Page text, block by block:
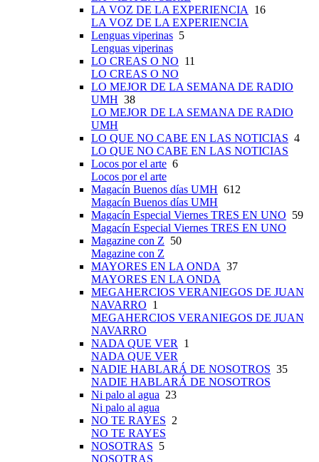
LA VOZ DE LA EXPERIENCIA 16
LA VOZ DE LA EXPERIENCIA
Lenguas viperinas 5
Lenguas viperinas
LO CREAS O NO 11
LO CREAS O NO
LO MEJOR DE LA SEMANA DE RADIO
UMH 38
LO MEJOR DE LA SEMANA DE RADIO
UMH
LO QUE NO CABE EN LAS NOTICIAS 4
LO QUE NO CABE EN LAS NOTICIAS
Locos por el arte 6
Locos por el arte
Magacín Buenos días UMH 612
Magacín Buenos días UMH
Magacín Especial Viernes TRES EN UNO 59
Magacín Especial Viernes TRES EN UNO
Magazine con Z 50
Magazine con Z
MAYORES EN LA ONDA 37
MAYORES EN LA ONDA
MEGAHERCIOS VERANIEGOS DE JUAN
NAVARRO 1
MEGAHERCIOS VERANIEGOS DE JUAN
NAVARRO
NADA QUE VER 1
NADA QUE VER
NADIE HABLARÁ DE NOSOTROS 35
NADIE HABLARÁ DE NOSOTROS
Ni palo al agua 23
Ni palo al agua
NO TE RAYES 2
NO TE RAYES
NOSOTRAS 5
NOSOTRAS